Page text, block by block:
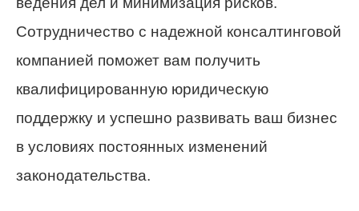
Сотрудничество с надежной консалтинговой
компанией поможет вам получить
квалифицированную юридическую
поддержку и успешно развивать ваш бизнес
в условиях постоянных изменений
законодательства.